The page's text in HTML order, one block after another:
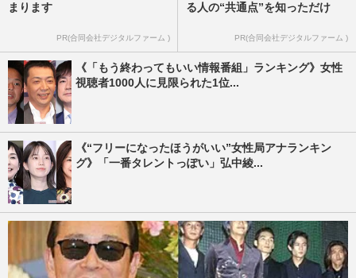
まります
PR(合同会社デジタルファーム )
る人の“共通点”を知っただけ
PR(合同会社デジタルファーム )
《「もう終わってもいい情報番組」ランキング》女性
視聴者1000人に見限られた1位...
《“フリーになったほうがいい”女性局アナランキン
グ》「一番タレントっぽい」弘中綾...